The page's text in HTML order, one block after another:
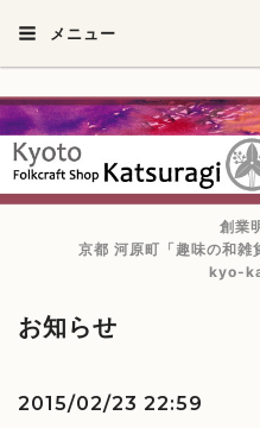
メニュー
創業
京都 河原町「趣味の和雑
kyo-
お知らせ
2015/02/23 22:59